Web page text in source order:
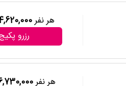
هر نفر24,620,000
رزرو
هر نفر26,730,000